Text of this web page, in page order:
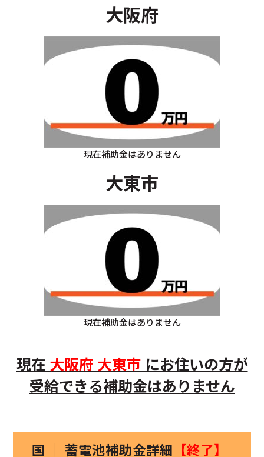
大阪府
現在補助金はありません
大東市
現在補助金はありません
現在 大阪府 大東市 にお住いの方が
受給できる補助金はありません
国 ｜ 蓄電池補助金詳細 【終了】